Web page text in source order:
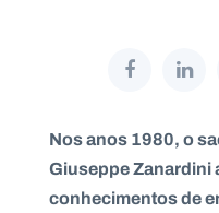
Nos anos 1980, o
Giuseppe Zanardini
conhecimentos de
Recursos